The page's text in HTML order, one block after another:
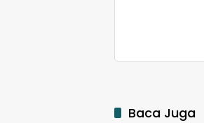
Wujudkan
Baca Juga